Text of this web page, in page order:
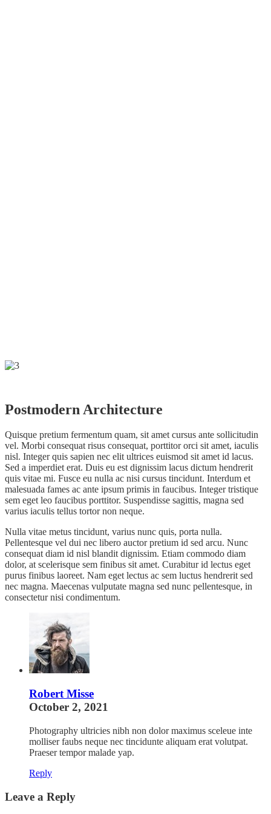
Postmodern Architecture
Quisque pretium fermentum quam, sit amet cursus ante sollicitudin
vel. Morbi consequat risus consequat, porttitor orci sit amet, iaculis
nisl. Integer quis sapien nec elit ultrices euismod sit amet id lacus.
Sed a imperdiet erat. Duis eu est dignissim lacus dictum hendrerit
quis vitae mi. Fusce eu nulla ac nisi cursus tincidunt. Interdum et
malesuada fames ac ante ipsum primis in faucibus. Integer tristique
sem eget leo faucibus porttitor. Suspendisse sagittis, magna sed
varius iaculis tellus tortor non neque.
Nulla vitae metus tincidunt, varius nunc quis, porta nulla.
Pellentesque vel dui nec libero auctor pretium id sed arcu. Nunc
consequat diam id nisl blandit dignissim. Etiam commodo diam
dolor, at scelerisque sem finibus sit amet. Curabitur id lectus eget
purus finibus laoreet. Nam eget lectus ac sem luctus hendrerit sed
nec magna. Maecenas vulputate magna sed nunc pellentesque, in
consectetur nisi condimentum.
Robert Misse
October 2, 2021
Photography ultricies nibh non dolor maximus sceleue inte
molliser faubs neque nec tincidunte aliquam erat volutpat.
Praeser tempor malade yap.
Reply
Leave a Reply